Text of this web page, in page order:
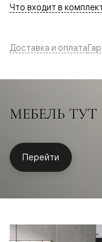
Что входит в
Доставка и оплата
МЕБЕЛЬ ТУТ
Перейти